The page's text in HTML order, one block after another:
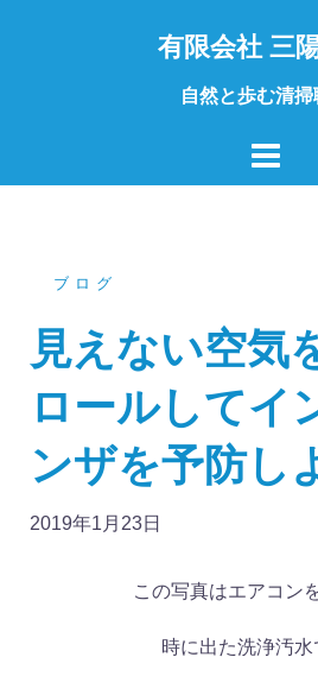
有限会社 三
自然と歩む清掃
ブログ
見えない空気
ロールしてイ
ンザを予防し
2019年1月23日
この写真はエアコン
時に出た洗浄汚水